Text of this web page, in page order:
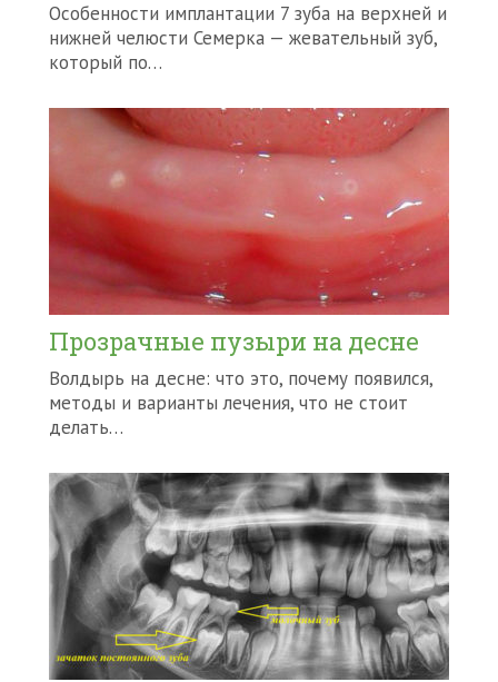
Особенности имплантации 7 зуба на верхней и
нижней челюсти Семерка — жевательный зуб,
который по…
Прозрачные пузыри на десне
Волдырь на десне: что это, почему появился,
методы и варианты лечения, что не стоит
делать…